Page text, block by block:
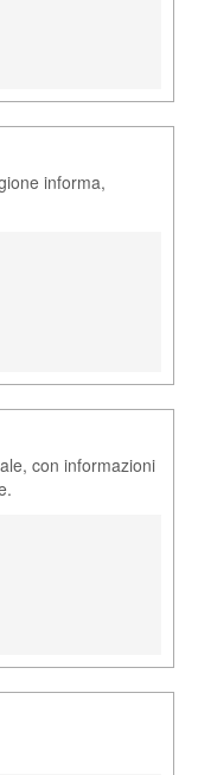
informa,
con informazioni